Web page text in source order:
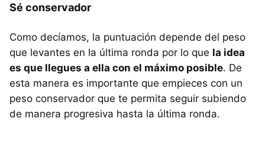
Sé conservador
Como decíamos, la puntuación depende del peso
que levantes en la última ronda por lo que la idea
es que llegues a ella con el máximo posible. De
esta manera es importante que empieces con un
peso conservador que te permita seguir subiendo
de manera progresiva hasta la última ronda.